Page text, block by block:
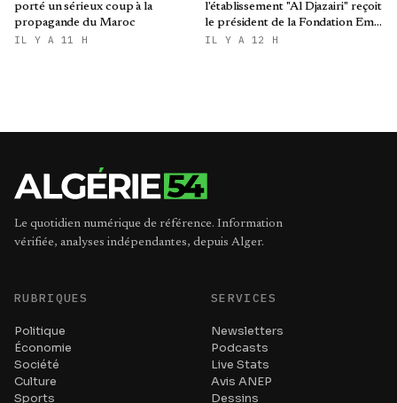
porté un sérieux coup à la
propagande du Maroc
IL Y A 11 H
l'établissement "Al Djazairi" reçoit
le président de la Fondation Emir
Abdelkader
IL Y A 12 H
Le quotidien numérique de référence. Information
vérifiée, analyses indépendantes, depuis Alger.
RUBRIQUES
Politique
Économie
Société
Culture
Sports
SERVICES
Newsletters
Podcasts
Live Stats
Avis ANEP
Dessins